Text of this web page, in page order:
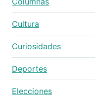
Cultura
Curiosidades
Deportes
Elecciones